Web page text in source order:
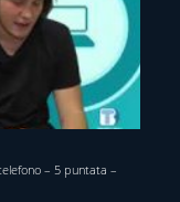
– 5 puntata –